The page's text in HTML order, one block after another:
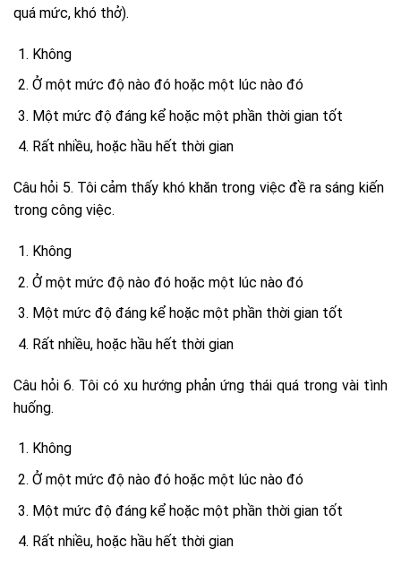
quá mức, khó thở).
Không
Ở một mức độ nào đó hoặc một lúc nào đó
Một mức độ đáng kể hoặc một phần thời gian tốt
Rất nhiều, hoặc hầu hết thời gian
Câu hỏi 5. Tôi cảm thấy khó khăn trong việc đề ra sáng kiến ​​
trong công việc.
Không
Ở một mức độ nào đó hoặc một lúc nào đó
Một mức độ đáng kể hoặc một phần thời gian tốt
Rất nhiều, hoặc hầu hết thời gian
Câu hỏi 6. Tôi có xu hướng phản ứng thái quá trong vài tình
huống.
Không
Ở một mức độ nào đó hoặc một lúc nào đó
Một mức độ đáng kể hoặc một phần thời gian tốt
Rất nhiều, hoặc hầu hết thời gian